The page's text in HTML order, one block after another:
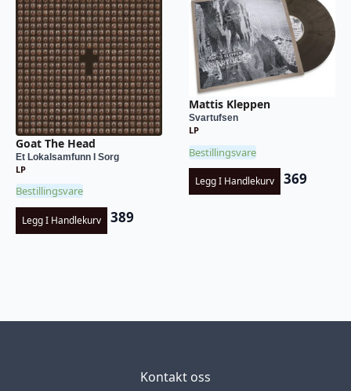
Goat The Head
Et Lokalsamfunn I Sorg
LP
Bestillingsvare
Legg I Handlekurv 389
Mattis Kleppen
Svartufsen
LP
Bestillingsvare
Legg I Handlekurv 369
Kontakt oss